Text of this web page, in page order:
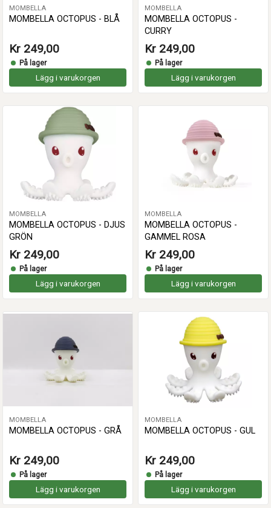
MOMBELLA
MOMBELLA OCTOPUS - BLÅ
Kr 249,00
På lager
Lägg i varukorgen
MOMBELLA
MOMBELLA OCTOPUS -
CURRY
Kr 249,00
På lager
Lägg i varukorgen
MOMBELLA
MOMBELLA OCTOPUS - DJUS
GRÖN
Kr 249,00
På lager
Lägg i varukorgen
MOMBELLA
MOMBELLA OCTOPUS -
GAMMEL ROSA
Kr 249,00
På lager
Lägg i varukorgen
MOMBELLA
MOMBELLA OCTOPUS - GRÅ
Kr 249,00
På lager
Lägg i varukorgen
MOMBELLA
MOMBELLA OCTOPUS - GUL
Kr 249,00
På lager
Lägg i varukorgen